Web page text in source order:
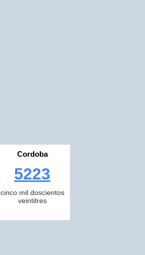
Cordoba
5223
cinco mil doscientos
veintitres